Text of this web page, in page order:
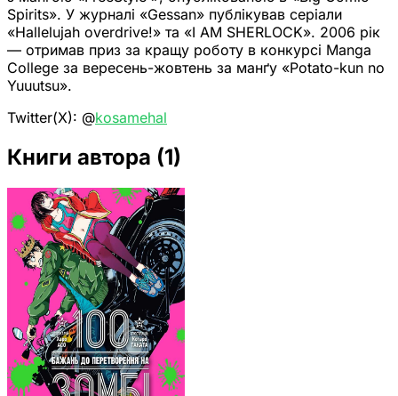
Spirits». У журналі «Gessan» публікував серіали
«Hallelujah overdrive!» та «I AM SHERLOCK». 2006 рік
— отримав приз за кращу роботу в конкурсі Manga
College за вересень-жовтень за манґу «Potato-kun no
Yuuutsu».
Twitter(X): @kosamehal
Книги автора (1)